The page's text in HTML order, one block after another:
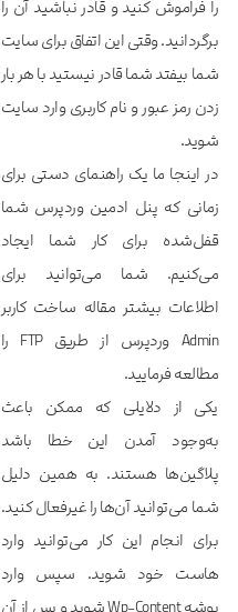
را فراموش کنید و قادر نباشید آن را
برگردانید. وقتی این اتفاق برای سایت
شما بیفتد شما قادر نیستید با هر بار
زدن رمز عبور و نام کاربری وارد سایت
شوید.
در اینجا ما یک راهنمای دستی برای
زمانی که پنل ادمین وردپرس شما
قفل‌شده برای کار شما ایجاد
می‌کنیم. شما می‌توانید برای
اطلاعات بیشتر مقاله ساخت کاربر
Admin وردپرس از طریق FTP را
مطالعه فرمایید.
یکی از دلایلی که ممکن باعث
به‌وجود آمدن این خطا باشد
پلاگین‌ها هستند. به همین دلیل
شما می‌توانید آن‌ها را غیرفعال کنید.
برای انجام این کار می‌توانید وارد
هاست خود شوید. سپس وارد
پوشه Wp-Content شوید و پس از آن